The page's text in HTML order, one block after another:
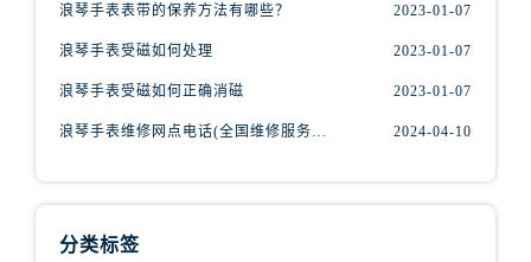
浪琴手表表带的保养方法有哪些？ 2023-01-07
浪琴手表受磁如何处理 2023-01-07
浪琴手表受磁如何正确消磁 2023-01-07
浪琴手表维修网点电话(全国维修服务中心查询) 2024-04-10
分类标签